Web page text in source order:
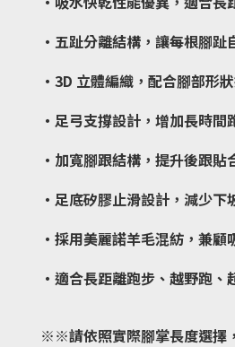
・五趾分離結構，讓每根腳趾
・3D 立體編織，配合腳部形
・足弓支撐設計，增加長時間
・加寬腳跟結構，提升後跟
・足底矽膠止滑設計，減少
・採用美麗諾羊毛混紡，兼
・適合長距離跑步、越野跑
※※請依照實際腳掌長度選擇